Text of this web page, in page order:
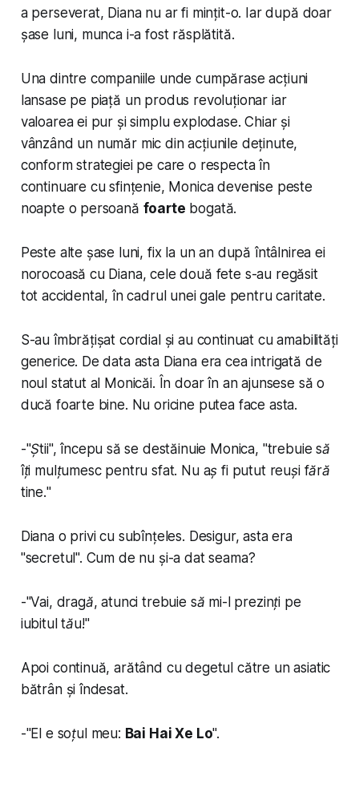
a perseverat, Diana nu ar fi mințit-o. Iar după doar
șase luni, munca i-a fost răsplătită.
Una dintre companiile unde cumpărase acțiuni
lansase pe piață un produs revoluționar iar
valoarea ei pur și simplu explodase. Chiar și
vânzând un număr mic din acțiunile deținute,
conform strategiei pe care o respecta în
continuare cu sfințenie, Monica devenise peste
noapte o persoană foarte bogată.
Peste alte șase luni, fix la un an după întâlnirea ei
norocoasă cu Diana, cele două fete s-au regăsit
tot accidental, în cadrul unei gale pentru caritate.
S-au îmbrățișat cordial și au continuat cu amabilități
generice. De data asta Diana era cea intrigată de
noul statut al Monicăi. În doar în an ajunsese să o
ducă foarte bine. Nu oricine putea face asta.
-"Știi", începu să se destăinuie Monica, "trebuie să
îți mulțumesc pentru sfat. Nu aș fi putut reuși fără
tine."
Diana o privi cu subînțeles. Desigur, asta era
"secretul". Cum de nu și-a dat seama?
-"Vai, dragă, atunci trebuie să mi-l prezinți pe
iubitul tău!"
Apoi continuă, arătând cu degetul către un asiatic
bătrân și îndesat.
-"El e soțul meu: Bai Hai Xe Lo".